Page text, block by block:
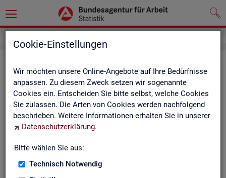
Cookie-Einstellungen
Wir möchten unsere Online-Angebote auf Ihre Bedürfnisse
anpassen. Zu diesem Zweck setzen wir sogenannte
Cookies ein. Entscheiden Sie bitte selbst, welche Cookies
Sie zulassen. Die Arten von Cookies werden nachfolgend
beschrieben. Weitere Informationen erhalten Sie in unserer
Datenschutzerklärung.
Bitte wählen Sie aus:
Technisch Notwendig
Rea­li­sier­te Kurz­ar­beit (hoch­ge­rech­
net) - Deutsch­land, Län­der, Re­gio­
nal­di­rek­tio­nen, Agen­tu­ren für Ar­beit
und Krei­se (Mo­nats­zah­len)
nen über Be­stand, Be­trie­be / Be­triebs­grö­ße, Kurz­ar­bei­ter­geld,
Kurz­ar­bei­ter­quo­te und wei­te­re Merk­ma­le.